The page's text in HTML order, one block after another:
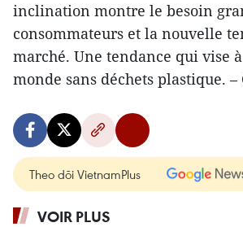
inclination montre le besoin
consommateurs et la nouvelle
marché. Une tendance qui vise
monde sans déchets plastique. –
Theo dõi VietnamPlus
VOIR PLUS